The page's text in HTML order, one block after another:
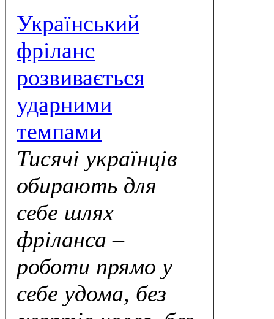
Український
фріланс
розвивається
ударними
темпами
Тисячі українців
обирають для
себе шлях
фріланса –
роботи прямо у
себе удома, без